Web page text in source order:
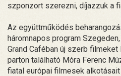
szponzort szerezni, díjazzuk a
Az együttműködés
háromnapos program
Grand Caféban új szerb
parton található Móra Ferenc
fiatal európai filmesek